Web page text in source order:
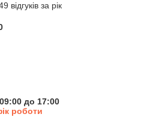
відгуків за рік
до 17:00
роботи